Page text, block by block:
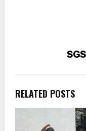
RELATED POSTS